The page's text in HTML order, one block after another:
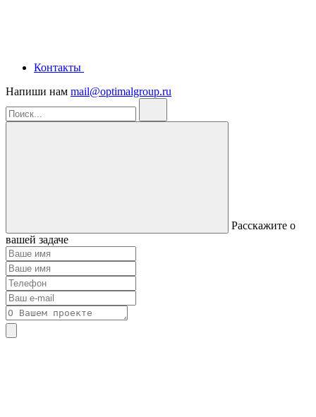
Контакты
Напиши нам mail@optimalgroup.ru
Расскажите о
вашей задаче